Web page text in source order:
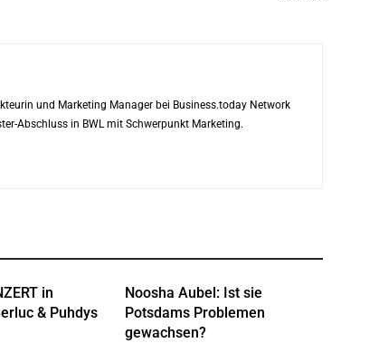
und Marketing Manager bei Business.today Network
Abschluss in BWL mit Schwerpunkt Marketing.
in
& Puhdys
Noosha Aubel: Ist sie
Potsdams Problemen
gewachsen?